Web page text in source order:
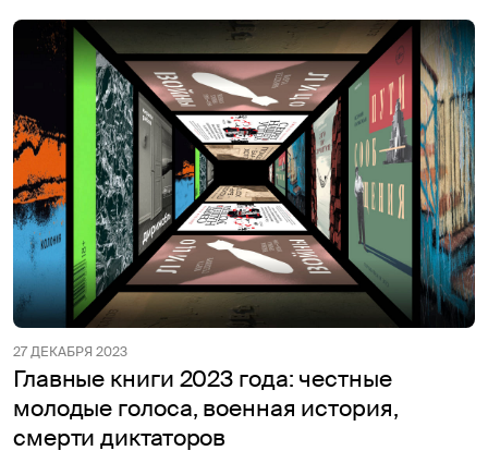
27 ДЕКАБРЯ 2023
Главные книги 2023 года: честные
молодые голоса, военная история,
смерти диктаторов